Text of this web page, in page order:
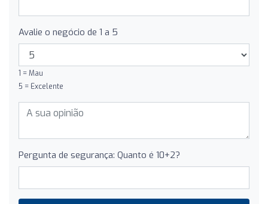
Avalie o negócio de 1 a 5
1 = Mau
5 = Excelente
Pergunta de segurança: Quanto é 10+2?